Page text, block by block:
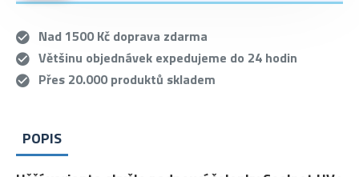
Nad 1500 Kč doprava zdarma
Většinu objednávek expedujeme do 24 hodin
Přes 20.000 produktů skladem
POPIS